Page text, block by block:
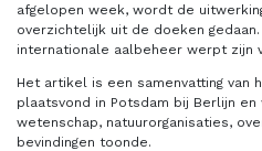
afgelopen week, wordt de
overzichtelijk uit de doeken
internationale aalbeheer werpt zijn
Het artikel is een samenvatting van
plaatsvond in Potsdam bij Berlijn
wetenschap, natuurorganisaties,
bevindingen toonde.